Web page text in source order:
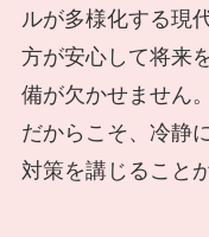
ルが多様化する現
方が安心して将来
備が欠かせません
だからこそ、冷静
対策を講じること